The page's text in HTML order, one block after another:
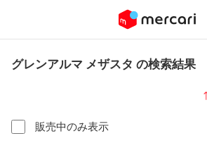
グレンアルマ メザスタ の検索結果
販売中のみ表示